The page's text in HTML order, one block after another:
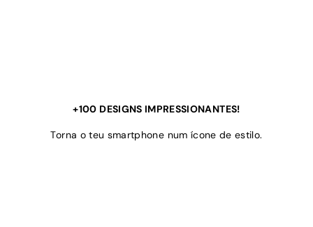
+100 DESIGNS IMPRESSIONANTES!
Torna o teu smartphone num ícone de estilo.